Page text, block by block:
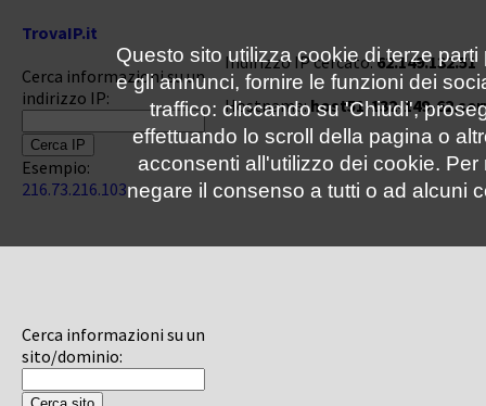
TrovaIP.it
Cerca informazioni su un
indirizzo IP:
Esempio:
216.73.216.103
Cerca informazioni su un
sito/dominio:
Indirizzo IP cercato:62.149.132.51
Hostname:host51-132-149-
Questo sito utilizza cookie di terze
e gli annunci, fornire le funzioni dei
traffico: cliccando su 'Chiudi',
effettuando lo scroll della pagina o
acconsenti all'utilizzo dei cookie.
negare il consenso a tutti o ad alcuni